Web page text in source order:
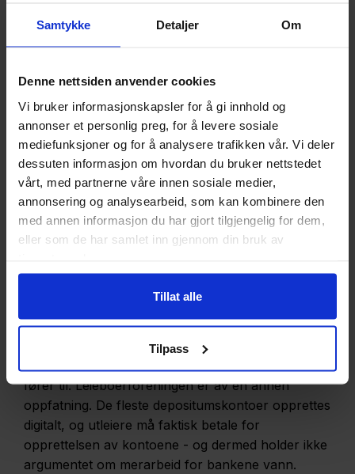
Samtykke Detaljer Om
Denne nettsiden anvender cookies
Vi bruker informasjonskapsler for å gi innhold og
annonser et personlig preg, for å levere sosiale
mediefunksjoner og for å analysere trafikken vår. Vi deler
dessuten informasjon om hvordan du bruker nettstedet
vårt, med partnerne våre innen sosiale medier,
annonsering og analysearbeid, som kan kombinere den
med annen informasjon du har gjort tilgjengelig for dem,
eller som de har samlet inn gjennom din bruk av
Tillat alle
Tilpass
å stille leieren gunstigere enn andre innskytere, og
det har ikke vært meningen».
Leieboere har altså rett på rente med normal
avkastning, og det beste
sammenligningsgrunnlaget finner vi i bankenes
buffer- og sparekontoer. Men forskjellen mellom
depositumskontoer og sparekontoer er stor, og
leieboere taper tusenvis av kroner på denne
praksisen.
Brev til bankene
og ba dem om å sette opp renta. De færreste var
villige til å gjøre det, og viste til
administrasjonskostandene som disse kontoene
fører til. Leieboerforeningen er av en annen
oppfatning. De fleste depositumskontoer opprettes
digitalt, og utleiere må faktisk betale for
opprettelsen av kontoene - og dermed holder ikke
argumentet om merarbeid for bankene vann.